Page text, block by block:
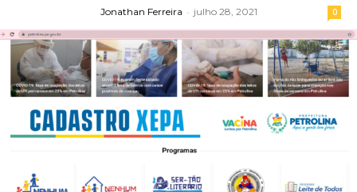
Jonathan Ferreira - julho 28, 2021 0